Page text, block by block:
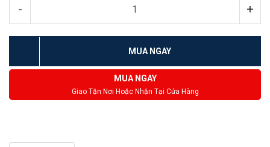
- +
MUA NGAY
MUA NGAY
Giao Tận Nơi Hoặc Nhận Tại Cửa Hàng